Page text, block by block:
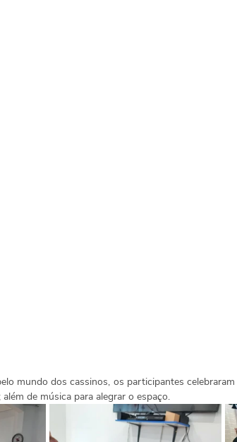
mundo dos cassinos, os participantes
de música para alegrar o espaço.